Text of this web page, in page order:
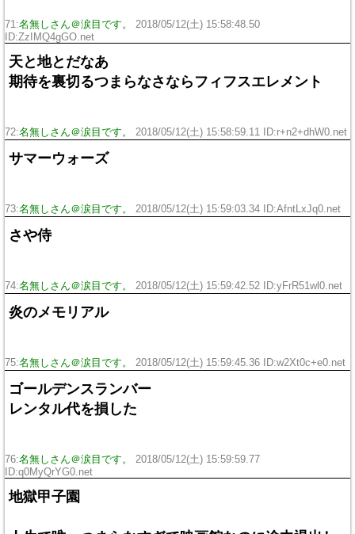
71:名無しさん＠涙目です。
2018/05/12(土) 15:58:48.50
ID:ZzIMQ4gGO.net
天と地とだなあ
期待を裏切るつまらなさならフィフスエレメント
72:名無しさん＠涙目です。 2018/05/12(土) 15:58:59.11 ID:r+n2+dhW0.net
サマーウォーズ
73:名無しさん＠涙目です。 2018/05/12(土) 15:59:03.34 ID:AfntLxJq0.net
さや侍
74:名無しさん＠涙目です。 2018/05/12(土) 15:59:42.52 ID:yFrR51wl0.net
炎のメモリアル
75:名無しさん＠涙目です。 2018/05/12(土) 15:59:45.36 ID:w2Xt0c+e0.net
ゴールデンスランバー
レンタル代を損した
76:名無しさん＠涙目です。
2018/05/12(土) 15:59:59.77
ID:q0MyQrYG0.net
地獄甲子園